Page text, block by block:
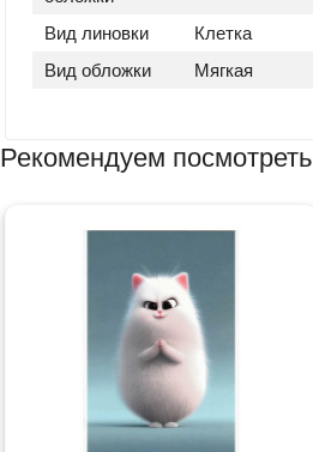
Вид линовки
Клетка
Вид обложки
Мягкая
Рекомендуем посмотреть